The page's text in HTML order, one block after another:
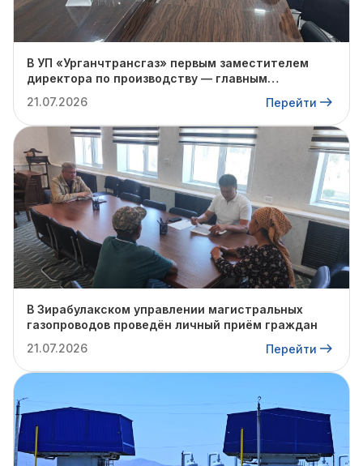
В УП «Урганчтрансгаз» первым заместителем
директора по производству — главным
Керимбаевичем был проведён очередной личный
приём граждан.
21.07.2026 Перейти
В Зирабулакском управлении магистральных
газопроводов проведён личный приём граждан
21.07.2026
Перейти